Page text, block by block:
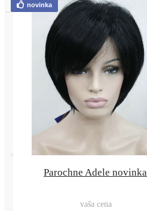
Parochne Adele novinka
vaša cena
novinka